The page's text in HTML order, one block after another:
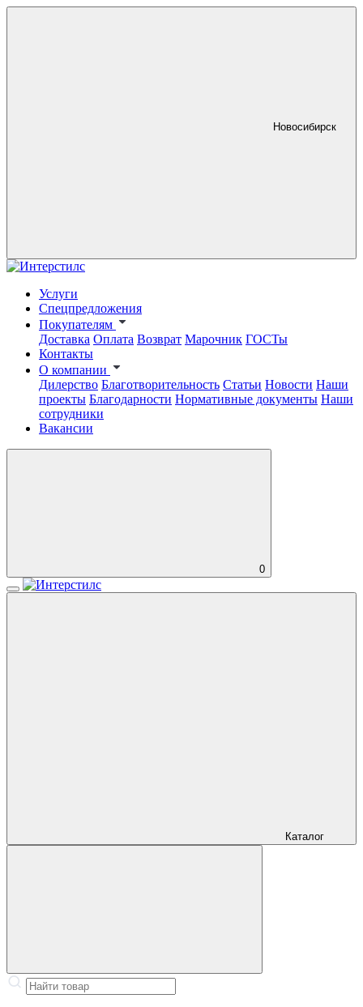
Новосибирск
Услуги
Спецпредложения
Покупателям
Доставка Оплата Возврат Марочник ГОСТы
Контакты
О компании
Дилерство Благотворительность Статьи Новости Наши
проекты Благодарности Нормативные документы Наши
сотрудники
Вакансии
0
Каталог